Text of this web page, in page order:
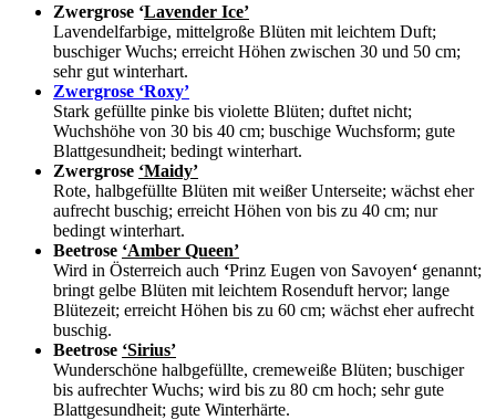
Zwergrose ‘Lavender Ice’
Lavendelfarbige, mittelgroße Blüten mit leichtem Duft;
buschiger Wuchs; erreicht Höhen zwischen 30 und 50 cm;
sehr gut winterhart.
Zwergrose ‘Roxy’
Stark gefüllte pinke bis violette Blüten; duftet nicht;
Wuchshöhe von 30 bis 40 cm; buschige Wuchsform; gute
Blattgesundheit; bedingt winterhart.
Zwergrose ‘Maidy’
Rote, halbgefüllte Blüten mit weißer Unterseite; wächst eher
aufrecht buschig; erreicht Höhen von bis zu 40 cm; nur
bedingt winterhart.
Beetrose ‘Amber Queen’
Wird in Österreich auch ‘Prinz Eugen von Savoyen‘ genannt;
bringt gelbe Blüten mit leichtem Rosenduft hervor; lange
Blütezeit; erreicht Höhen bis zu 60 cm; wächst eher aufrecht
buschig.
Beetrose ‘Sirius’
Wunderschöne halbgefüllte, cremeweiße Blüten; buschiger
bis aufrechter Wuchs; wird bis zu 80 cm hoch; sehr gute
Blattgesundheit; gute Winterhärte.